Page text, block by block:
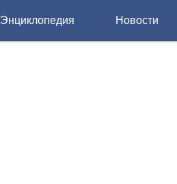
Энциклопедия Новости